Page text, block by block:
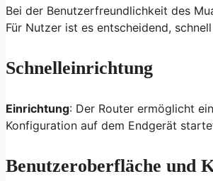
Bei der Benutzerfreundlichkeit des
Für Nutzer ist es entscheidend,
Schnelleinrichtung
Einrichtung: Der Router ermöglicht
Konfiguration auf dem Endgerät
Benutzeroberfläche und